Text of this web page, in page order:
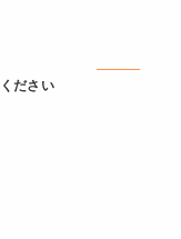
ださい